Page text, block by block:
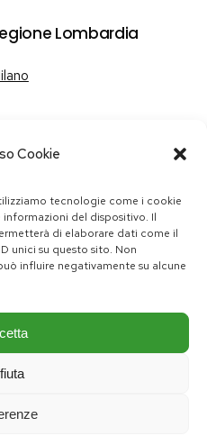
Cookie
tecnologie come i cookie
del dispositivo. Il
di elaborare dati come il
unici su questo sito. Non
influire negativamente su alcune
Lombardia
sui cookie
Gruppo PD Lombardia